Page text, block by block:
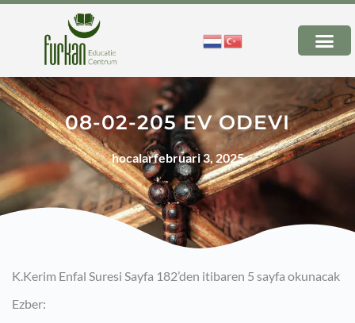
08-02-205 EV ODEVI
hocalarfebruari 3, 2025
K.Kerim Enfal Suresi Sayfa 182’den itibaren 5 sayfa okunacak
Ezber: